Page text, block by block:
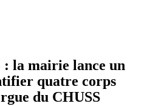
: la mairie lance un
quatre corps
du CHUSS